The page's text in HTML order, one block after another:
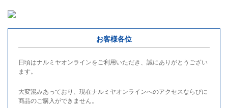
お客様各位
日頃はナルミヤオンラインをご利用いただき、誠にありがとうござい
ます。
大変混みあっており、現在ナルミヤオンラインへのアクセスならびに
商品のご購入ができません。